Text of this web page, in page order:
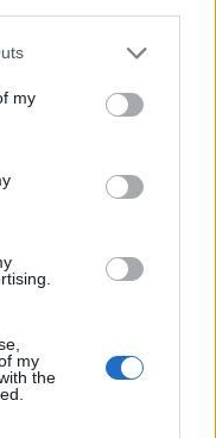
one or more Google
You may click to
third-party tags to
in below Google
my
my
the